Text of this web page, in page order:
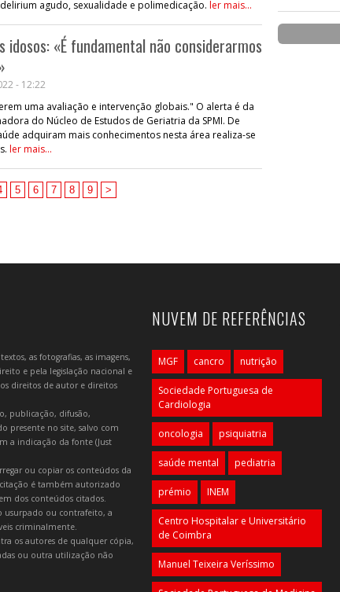
agudo, sexualidade e polimedicação. ler mais...
«É fundamental não considerarmos
- 12:22
uma avaliação e intervenção globais." O alerta é da
do Núcleo de Estudos de Geriatria da SPMI. De
adquiram mais conhecimentos nesta área realiza-se
ler mais...
5 6 7 8 9 >
as fotografias, as imagens,
e pela legislação nacional e
direitos de autor e direitos
publicação, difusão,
presente no site, salvo com
a indicação da fonte (Just
ou copiar os conteúdos da
citação é também autorizado
dos conteúdos citados.
usurpado ou contrafeito, a
criminalmente.
os autores de qualquer cópia,
ou outra utilização não
NUVEM DE REFERÊNCIAS
MGF cancro nutrição
Sociedade Portuguesa de
Cardiologia
oncologia psiquiatria
saúde mental pediatria
prémio INEM
Centro Hospitalar e Universitário
de Coimbra
Manuel Teixeira Veríssimo